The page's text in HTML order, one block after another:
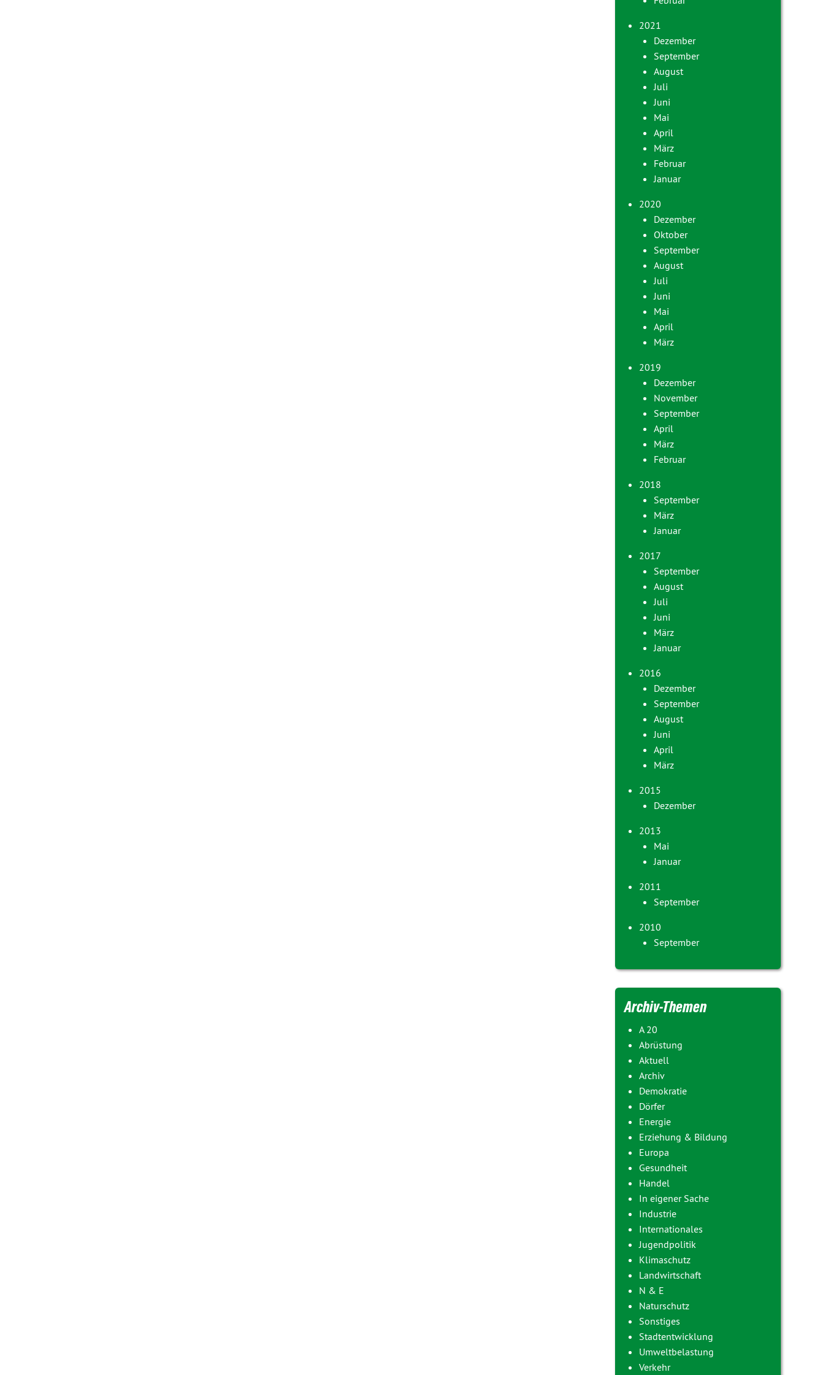
2021
Dezember
September
August
Juli
Juni
Mai
April
März
Februar
Januar
2020
Dezember
Oktober
September
August
Juli
Juni
Mai
April
März
2019
Dezember
November
September
April
März
Februar
2018
September
März
Januar
2017
September
August
Juli
Juni
März
Januar
2016
Dezember
September
August
Juni
April
März
2015
Dezember
2013
Mai
Januar
2011
September
2010
September
Archiv-Themen
A 20
Abrüstung
Aktuell
Archiv
Demokratie
Dörfer
Energie
Erziehung & Bildung
Europa
Gesundheit
Handel
In eigener Sache
Industrie
Internationales
Jugendpolitik
Klimaschutz
Landwirtschaft
N & E
Naturschutz
Sonstiges
Stadtentwicklung
Umweltbelastung
Verkehr